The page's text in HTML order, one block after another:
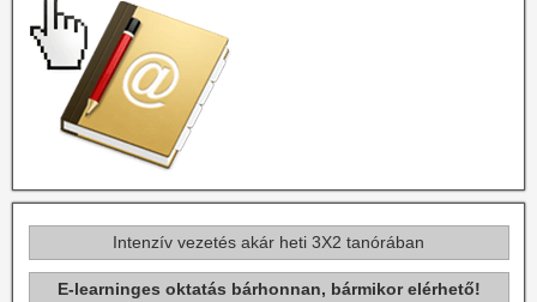
Intenzív vezetés akár heti 3X2 tanórában
E-learninges oktatás bárhonnan, bármikor elérhető!